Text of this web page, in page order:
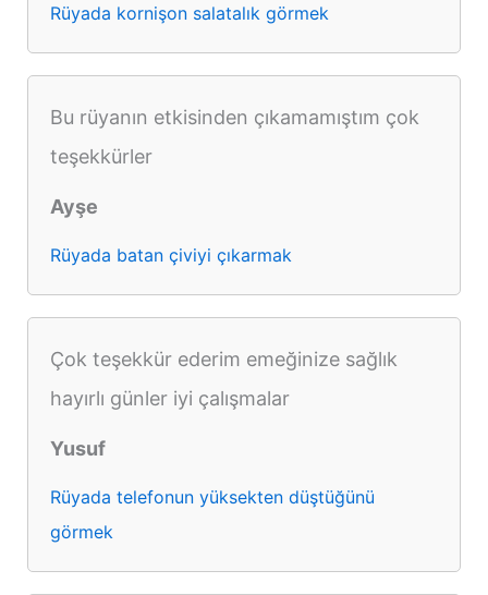
Rüyada kornişon salatalık görmek
Bu rüyanın etkisinden çıkamamıştım çok
teşekkürler
Ayşe
Rüyada batan çiviyi çıkarmak
Çok teşekkür ederim emeğinize sağlık
hayırlı günler iyi çalışmalar
Yusuf
Rüyada telefonun yüksekten düştüğünü
görmek